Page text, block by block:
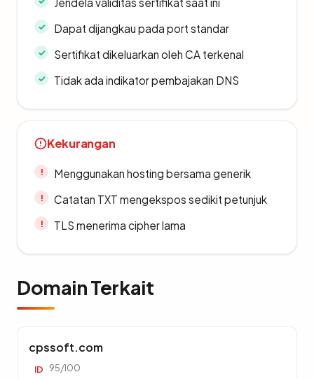
Dapat dijangkau pada port standar
Sertifikat dikeluarkan oleh CA terkenal
Tidak ada indikator pembajakan DNS
Kekurangan
Menggunakan hosting bersama generik
Catatan TXT mengekspos sedikit petunjuk
TLS menerima cipher lama
Domain Terkait
cpssoft.com
ID 95/100